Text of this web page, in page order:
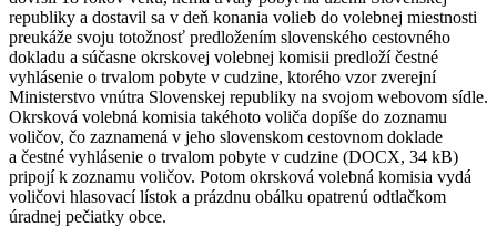
republiky a dostavil sa v deň konania volieb do volebnej miestnosti
preukáže svoju totožnosť predložením slovenského cestovného
dokladu a súčasne okrskovej volebnej komisii predloží čestné
vyhlásenie o trvalom pobyte v cudzine, ktorého vzor zverejní
Ministerstvo vnútra Slovenskej republiky na svojom webovom sídle.
Okrsková volebná komisia takéhoto voliča dopíše do zoznamu
voličov, čo zaznamená v jeho slovenskom cestovnom doklade
a čestné vyhlásenie o trvalom pobyte v cudzine (DOCX, 34 kB)
pripojí k zoznamu voličov. Potom okrsková volebná komisia vydá
voličovi hlasovací lístok a prázdnu obálku opatrenú odtlačkom
úradnej pečiatky obce.